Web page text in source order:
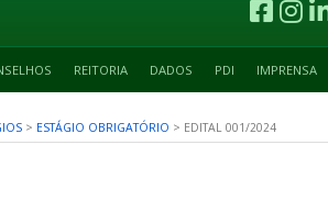
REITORIA DADOS PDI IMPRENSA
> ESTÁGIO OBRIGATÓRIO > EDITAL 001/2024